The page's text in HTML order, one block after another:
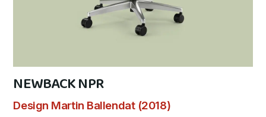
NEWBACK NPR
Design Martin Ballendat (2018)